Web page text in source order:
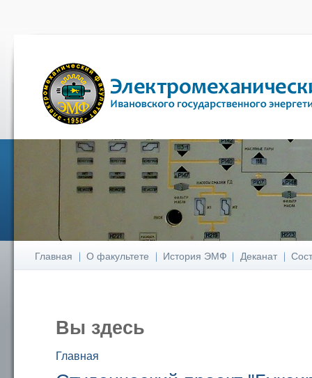
Главная О факультете История ЭМФ Деканат
Вы здесь
Главная